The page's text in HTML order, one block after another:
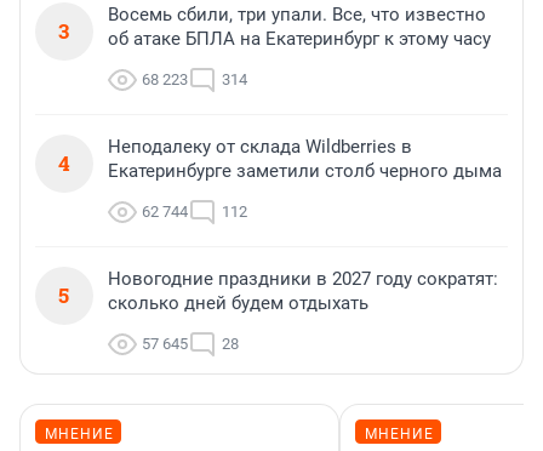
3
Восемь сбили, три упали. Все, что известно
об атаке БПЛА на Екатеринбург к этому часу
68 223 314
4
Неподалеку от склада Wildberries в
Екатеринбурге заметили столб черного дыма
62 744 112
5
Новогодние праздники в 2027 году сократят:
сколько дней будем отдыхать
57 645 28
МНЕНИЕ МНЕНИЕ